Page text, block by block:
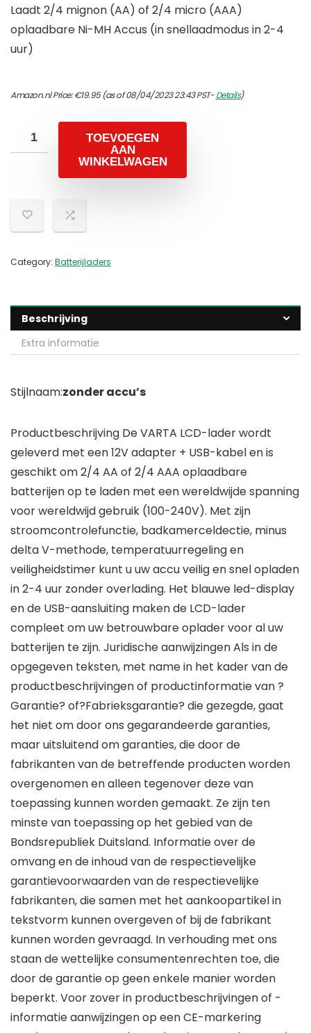
Laadt 2/4 mignon (AA) of 2/4 micro (AAA)
oplaadbare Ni-MH Accus (in snellaadmodus in 2-4
uur)
Amazon.nl Price:€19.95(as of 08/04/2023 23:43 PST-Details)
TOEVOEGEN
AAN
WINKELWAGEN
Category: Batterijladers
Beschrijving
Extra informatie
Stijlnaam:zonder accu’s
Productbeschrijving De VARTA LCD-lader wordt
geleverd met een 12V adapter + USB-kabel en is
geschikt om 2/4 AA of 2/4 AAA oplaadbare
batterijen op te laden met een wereldwijde spanning
voor wereldwijd gebruik (100-240V). Met zijn
stroomcontrolefunctie, badkamerceldectie, minus
delta V-methode, temperatuurregeling en
veiligheidstimer kunt u uw accu veilig en snel opladen
in 2-4 uur zonder overlading. Het blauwe led-display
en de USB-aansluiting maken de LCD-lader
compleet om uw betrouwbare oplader voor al uw
batterijen te zijn. Juridische aanwijzingen Als in de
opgegeven teksten, met name in het kader van de
productbeschrijvingen of productinformatie van ?
Garantie? of?Fabrieksgarantie? die gezegde, gaat
het niet om door ons gegarandeerde garanties,
maar uitsluitend om garanties, die door de
fabrikanten van de betreffende producten worden
overgenomen en alleen tegenover deze van
toepassing kunnen worden gemaakt. Ze zijn ten
minste van toepassing op het gebied van de
Bondsrepubliek Duitsland. Informatie over de
omvang en de inhoud van de respectievelijke
garantievoorwaarden van de respectievelijke
fabrikanten, die samen met het aankoopartikel in
tekstvorm kunnen overgeven of bij de fabrikant
kunnen worden gevraagd. In verhouding met ons
staan de wettelijke consumentenrechten toe, die
door de garantie op geen enkele manier worden
beperkt. Voor zover in productbeschrijvingen of -
informatie aanwijzingen op een CE-markering